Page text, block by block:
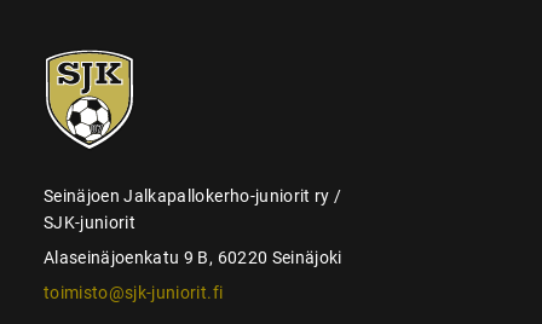
SJK-
juniorit
Seinäjoen Jalkapallokerho-juniorit ry /
SJK-juniorit
Alaseinäjoenkatu 9 B, 60220 Seinäjoki
toimisto@sjk-juniorit.fi